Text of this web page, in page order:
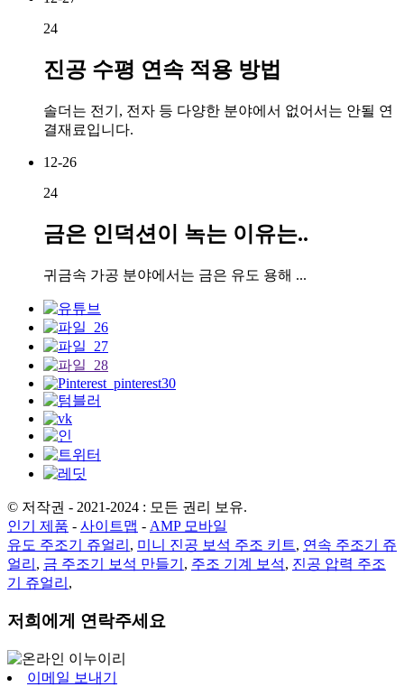
24
진공 수평 연속 적용 방법
솔더는 전기, 전자 등 다양한 분야에서 없어서는 안될 연
결재료입니다.
12-26
24
금은 인덕션이 녹는 이유는..
귀금속 가공 분야에서는 금은 유도 용해 ...
© 저작권 - 2021-2024 : 모든 권리 보유.
인기 제품 - 사이트맵 - AMP 모바일
유도 주조기 쥬얼리 , 미니 진공 보석 주조 키트, 연속 주조기 쥬
얼리 , 금 주조기 보석 만들기 , 주조 기계 보석, 진공 압력 주조
기 쥬얼리 ,
저희에게 연락주세요
이메일 보내기